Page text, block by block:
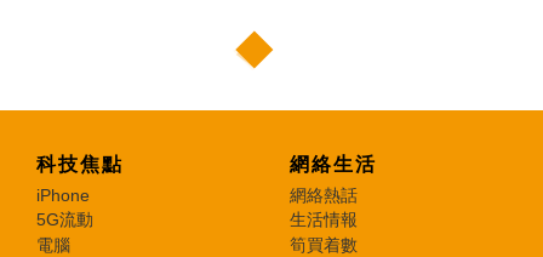
科技焦點
iPhone
5G流動
電腦
網絡生活
網絡熱話
生活情報
筍買着數